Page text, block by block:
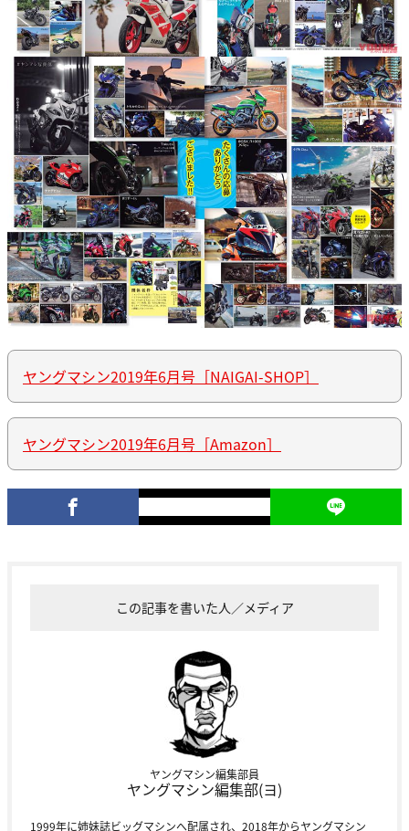
ヤングマシン2019年6月号［NAIGAI-SHOP］
ヤングマシン2019年6月号［Amazon］
この記事を書いた人／メディア
ヤングマシン編集部員
ヤングマシン編集部(ヨ)
1999年に姉妹誌ビッグマシンへ配属され、2018年からヤングマシン